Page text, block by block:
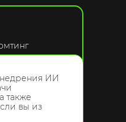
ИИ
также
вы из